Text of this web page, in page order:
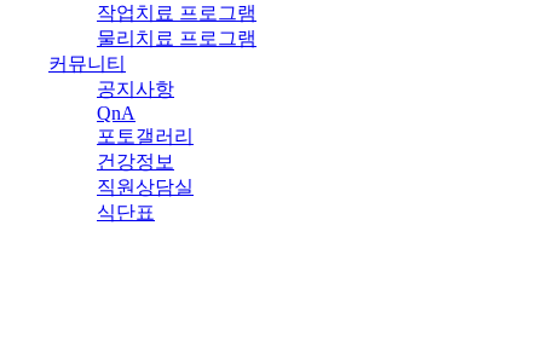
작업치료 프로그램
물리치료 프로그램
커뮤니티
공지사항
QnA
포토갤러리
건강정보
직원상담실
식단표